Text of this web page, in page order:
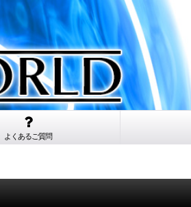
よくあるご質問